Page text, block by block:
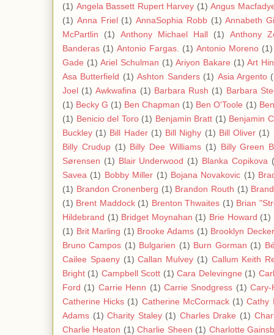
(1) Angela Bassett Rupert Harvey (1) Angus
(1) Anna Friel (1) AnnaSophia Robb (1) Annabeth
McPartlin
(1) Anthony Michael Hall (1)
Anthony
Banderas (1) Antonio Fargas. (1) Antonio Moreno (1)
Gade (1) Ariel Schulman (1) Ariyon Bakare (1) Art
Asa Butterfield (1) Ashton Sanders (1) Asia Argento
Joel
(1) Awkwafina (1) Barbara Rush (1) Barbara
(1) Becky G (1) Ben Chapman (1) Ben O'Toole (1)
(1) Benicio del Toro (1) Benjamin Bratt (1) Benjamin
Buckley (1) Bill Hader (1) Bill Nighy (1) Bill Oliver (1)
Billy Crudup (1) Billy Dee Williams (1)
Billy Green
Sørensen (1) Blair Underwood (1) Blanka Copikova
Savea (1) Bobby Miller (1) Bojana Novakovic (1)
(1) Brandon Cronenberg (1) Brandon Routh (1)
(1) Brent Maddock (1) Brenton Thwaites (1) Brian
Hildebrand (1) Bridget Moynahan (1) Brie Howard (1)
(1) Brit Marling (1) Brooke Adams (1) Brooklyn Decker
Bruno Campos (1) Bulgarien (1) Burn Gorman (1)
Cailee Spaeny (1) Callan Mulvey (1) Callum Keith
Bright (1) Campbell Scott (1) Cara Delevingne (1)
Ford (1) Carrie Henn (1) Carrie Snodgress (1) Cary-
Catherine Hicks (1) Catherine McCormack (1) Cathy
Adams (1) Charity Staley (1) Charles Drake (1)
Charlie Heaton (1) Charlie Sheen (1) Charlotte